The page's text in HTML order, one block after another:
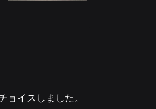
イスしました。